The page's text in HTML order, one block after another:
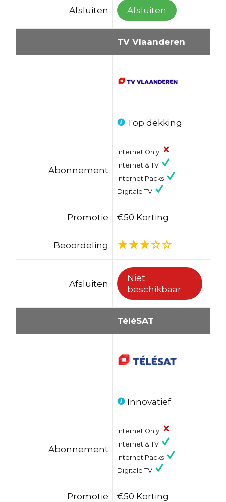
Afsluiten Afsluiten
TV Vlaanderen
Top dekking
Abonnement
Internet Only
Internet & TV
Internet Packs
Digitale TV
Promotie €50 Korting
Beoordeling
Afsluiten
Niet
beschikbaar
TéléSAT
Innovatief
Abonnement
Internet Only
Internet & TV
Internet Packs
Digitale TV
Promotie €50 Korting